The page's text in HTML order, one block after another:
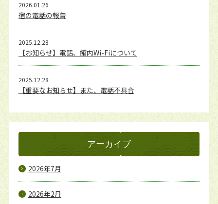
宿の電話の報告
2026.01.26
【お知らせ】電話、館内Wi-Fiについて
2025.12.28
【重要なお知らせ】また、電話不具合
2025.12.28
アーカイブ
2026年7月
2026年2月